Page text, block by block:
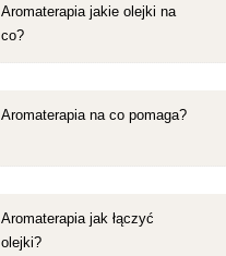
Aromaterapia jakie olejki na
co?
Aromaterapia na co pomaga?
Aromaterapia jak łączyć
olejki?